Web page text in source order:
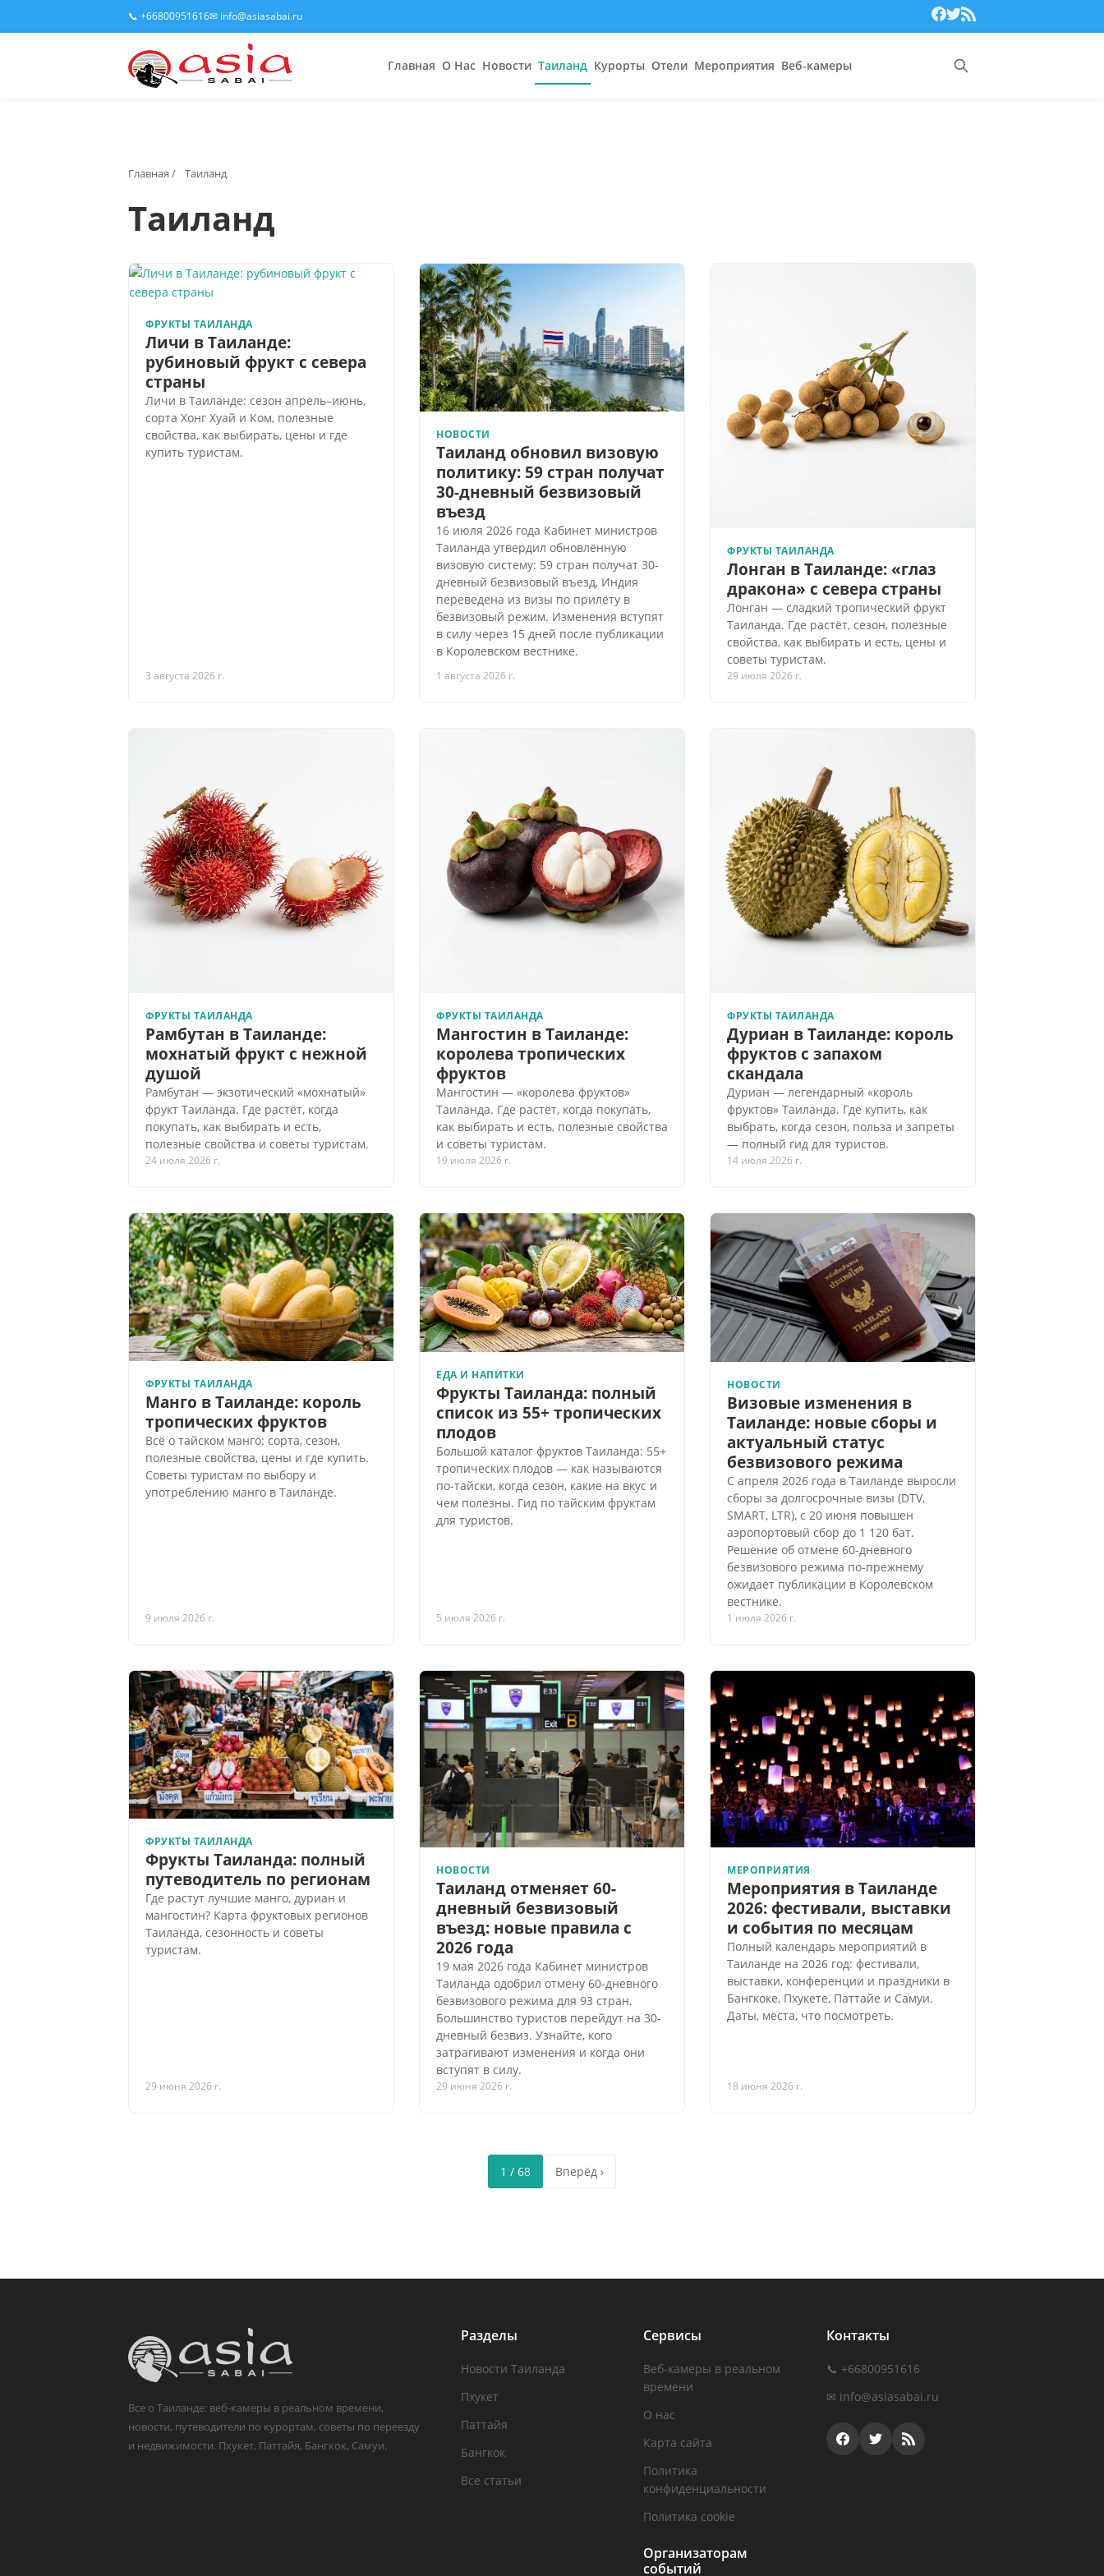
📞 +66800951616✉ info@asiasabai.ru
Главная О Нас Новости Таиланд Курорты Отели Мероприятия Веб-камеры
Главная / Таиланд
Таиланд
ФРУКТЫ ТАИЛАНДА
Личи в Таиланде:
рубиновый фрукт с севера
страны
Личи в Таиланде: сезон апрель–июнь,
сорта Хонг Хуай и Ком, полезные
свойства, как выбирать, цены и где
купить туристам.
3 августа 2026 г.
НОВОСТИ
Таиланд обновил визовую
политику: 59 стран получат
30-дневный безвизовый
въезд
16 июля 2026 года Кабинет министров
Таиланда утвердил обновлённую
визовую систему: 59 стран получат 30-
дневный безвизовый въезд, Индия
переведена из визы по прилёту в
безвизовый режим. Изменения вступят
в силу через 15 дней после публикации
в Королевском вестнике.
1 августа 2026 г.
ФРУКТЫ ТАИЛАНДА
Лонган в Таиланде: «глаз
дракона» с севера страны
Лонган — сладкий тропический фрукт
Таиланда. Где растёт, сезон, полезные
свойства, как выбирать и есть, цены и
советы туристам.
29 июля 2026 г.
ФРУКТЫ ТАИЛАНДА
Рамбутан в Таиланде:
мохнатый фрукт с нежной
душой
Рамбутан — экзотический «мохнатый»
фрукт Таиланда. Где растёт, когда
покупать, как выбирать и есть,
полезные свойства и советы туристам.
24 июля 2026 г.
ФРУКТЫ ТАИЛАНДА
Мангостин в Таиланде:
королева тропических
фруктов
Мангостин — «королева фруктов»
Таиланда. Где растёт, когда покупать,
как выбирать и есть, полезные свойства
и советы туристам.
19 июля 2026 г.
ФРУКТЫ ТАИЛАНДА
Дуриан в Таиланде: король
фруктов с запахом
скандала
Дуриан — легендарный «король
фруктов» Таиланда. Где купить, как
выбрать, когда сезон, польза и запреты
— полный гид для туристов.
14 июля 2026 г.
ФРУКТЫ ТАИЛАНДА
Манго в Таиланде: король
тропических фруктов
Всё о тайском манго: сорта, сезон,
полезные свойства, цены и где купить.
Советы туристам по выбору и
употреблению манго в Таиланде.
9 июля 2026 г.
ЕДА И НАПИТКИ
Фрукты Таиланда: полный
список из 55+ тропических
плодов
Большой каталог фруктов Таиланда: 55+
тропических плодов — как называются
по-тайски, когда сезон, какие на вкус и
чем полезны. Гид по тайским фруктам
для туристов.
5 июля 2026 г.
НОВОСТИ
Визовые изменения в
Таиланде: новые сборы и
актуальный статус
безвизового режима
С апреля 2026 года в Таиланде выросли
сборы за долгосрочные визы (DTV,
SMART, LTR), с 20 июня повышен
аэропортовый сбор до 1 120 бат.
Решение об отмене 60-дневного
безвизового режима по-прежнему
ожидает публикации в Королевском
вестнике.
1 июля 2026 г.
ФРУКТЫ ТАИЛАНДА
Фрукты Таиланда: полный
путеводитель по регионам
Где растут лучшие манго, дуриан и
мангостин? Карта фруктовых регионов
Таиланда, сезонность и советы
туристам.
29 июня 2026 г.
НОВОСТИ
Таиланд отменяет 60-
дневный безвизовый
въезд: новые правила с
2026 года
19 мая 2026 года Кабинет министров
Таиланда одобрил отмену 60-дневного
безвизового режима для 93 стран.
Большинство туристов перейдут на 30-
дневный безвиз. Узнайте, кого
затрагивают изменения и когда они
вступят в силу.
29 июня 2026 г.
МЕРОПРИЯТИЯ
Мероприятия в Таиланде
2026: фестивали, выставки
и события по месяцам
Полный календарь мероприятий в
Таиланде на 2026 год: фестивали,
выставки, конференции и праздники в
Бангкоке, Пхукете, Паттайе и Самуи.
Даты, места, что посмотреть.
18 июня 2026 г.
1 / 68 Вперёд ›
Все о Таиланде: веб-камеры в реальном времени,
новости, путеводители по курортам, советы по переезду
и недвижимости. Пхукет, Паттайя, Бангкок, Самуи.
Разделы
Новости Таиланда
Пхукет
Паттайя
Бангкок
Все статьи
Сервисы
Веб-камеры в реальном
времени
О нас
Карта сайта
Политика
конфиденциальности
Политика cookie
Организаторам
событий
Контакты
📞 +66800951616
✉ info@asiasabai.ru